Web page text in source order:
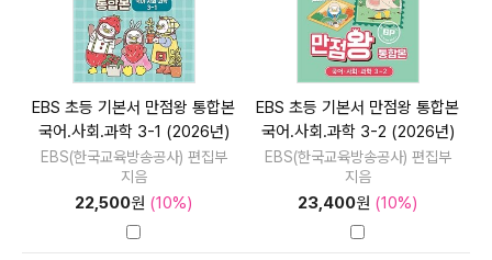
EBS 초등 기본서 만점왕 통합본
국어.사회.과학 3-1 (2026년)
EBS(한국교육방송공사) 편집부
지음
22,500원 (10%)
EBS 초등 기본서 만점왕 통합본
국어.사회.과학 3-2 (2026년)
EBS(한국교육방송공사) 편집부
지음
23,400원 (10%)